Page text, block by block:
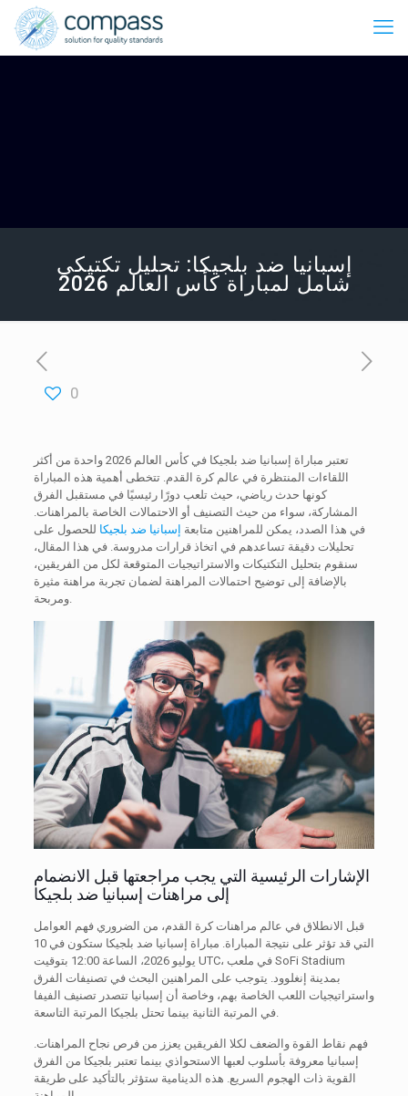
إسبانيا ضد بلجيكا: تحليل تكتيكي
شامل لمباراة كأس العالم 2026
0
تعتبر مباراة إسبانيا ضد بلجيكا في كأس العالم 2026 واحدة من أكثر
اللقاءات المنتظرة في عالم كرة القدم. تتخطى أهمية هذه المباراة
كونها حدث رياضي، حيث تلعب دورًا رئيسيًا في مستقبل الفرق
المشاركة، سواء من حيث التصنيف أو الاحتمالات الخاصة بالمراهنات.
في هذا الصدد، يمكن للمراهنين متابعة إسبانيا ضد بلجيكا للحصول على
تحليلات دقيقة تساعدهم في اتخاذ قرارات مدروسة. في هذا المقال،
سنقوم بتحليل التكتيكات والاستراتيجيات المتوقعة لكل من الفريقين،
بالإضافة إلى توضيح احتمالات المراهنة لضمان تجربة مراهنة مثيرة
ومربحة.
الإشارات الرئيسية التي يجب مراجعتها قبل الانضمام
إلى مراهنات إسبانيا ضد بلجيكا
قبل الانطلاق في عالم مراهنات كرة القدم، من الضروري فهم العوامل
التي قد تؤثر على نتيجة المباراة. مباراة إسبانيا ضد بلجيكا ستكون في 10
يوليو 2026، الساعة 12:00 بتوقيت UTC، في ملعب SoFi Stadium
بمدينة إنغلوود. يتوجب على المراهنين البحث في تصنيفات الفرق
واستراتيجيات اللعب الخاصة بهم، وخاصة أن إسبانيا تتصدر تصنيف الفيفا
في المرتبة الثانية بينما تحتل بلجيكا المرتبة التاسعة.
فهم نقاط القوة والضعف لكلا الفريقين يعزز من فرص نجاح المراهنات.
إسبانيا معروفة بأسلوب لعبها الاستحواذي بينما تعتبر بلجيكا من الفرق
القوية ذات الهجوم السريع. هذه الدينامية ستؤثر بالتأكيد على طريقة